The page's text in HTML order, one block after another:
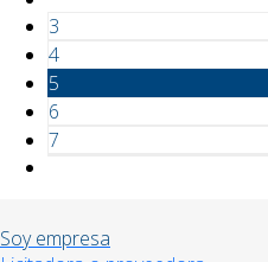
3
4
5
6
7
Soy empresa